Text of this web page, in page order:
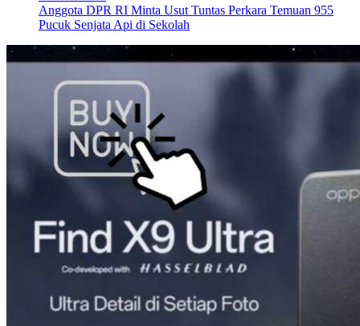
Anggota DPR RI Minta Usut Tuntas Perkara Temuan 955
Pucuk Senjata Api di Sekolah